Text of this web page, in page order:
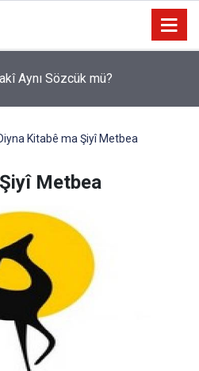
Nimûneyeka Piçûk
Kitabê ma Şiyî Metbea
Metbea